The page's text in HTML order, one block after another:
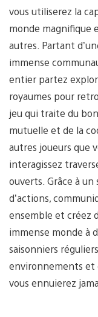
vous utiliserez la
monde magnifique
autres. Partant
immense
entier partez
royaumes pour
jeu qui traite du
mutuelle et de la
autres joueurs que
interagissez
ouverts. Grâce à
d’actions,
ensemble et créez
immense monde à
saisonniers
environnements et
vous ennuierez